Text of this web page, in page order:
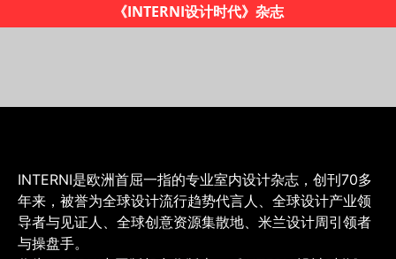
《INTERNI设计时代》杂志
INTERNI是欧洲首屈一指的专业室内设计杂志，创刊70多
年来，被誉为全球设计流行趋势代言人、全球设计产业领
导者与见证人、全球创意资源集散地、米兰设计周引领者
与操盘手。